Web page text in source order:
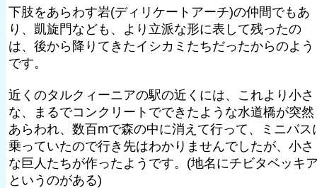
下肢をあらわす岩(ディリケートアーチ)の仲間でもあ
り、凱旋門なども、より立派な形に表して残ったの
は、後から降りてきたイシカミたちだったからのよう
です。
近くのタルクィーニアの駅の近くには、これより小さ
な、まるでコンクリートでできたような水道橋が突然
あらわれ、数百mで森の中に消えて行って、ミニバス
乗っていたので行き先はわかりませんでしたが、小さ
な巨人たちが作ったようです。(地名にチビタベッキ
というのがある)